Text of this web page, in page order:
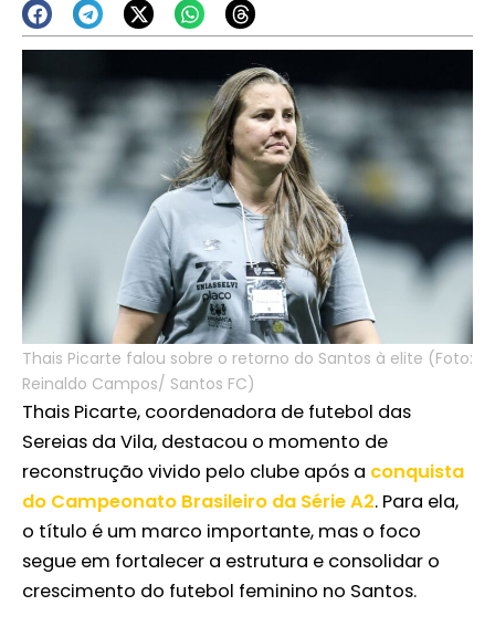
Thais Picarte falou sobre o retorno do Santos à elite (Foto:
Reinaldo Campos/ Santos FC)
Thais Picarte, coordenadora de futebol das
Sereias da Vila, destacou o momento de
reconstrução vivido pelo clube após a conquista
do Campeonato Brasileiro da Série A2. Para ela,
o título é um marco importante, mas o foco
segue em fortalecer a estrutura e consolidar o
crescimento do futebol feminino no Santos.